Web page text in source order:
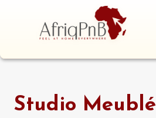
Studio Meublé